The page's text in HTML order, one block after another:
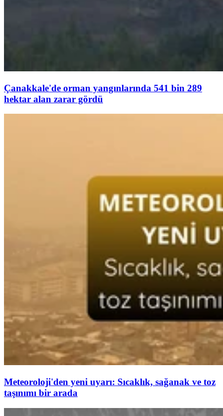
Çanakkale'de orman yangınlarında 541 bin 289
hektar alan zarar gördü
Meteoroloji'den yeni uyarı: Sıcaklık, sağanak ve toz
taşınımı bir arada